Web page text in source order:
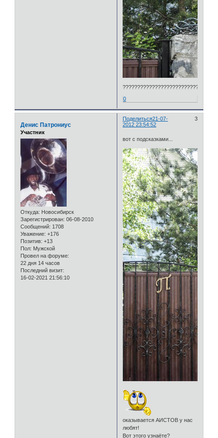
??????????????????????????????
0
Поделиться 3
21-07-
2012 23:54:52
Денис Патрониус
Участник
Откуда: Новосибирск
Зарегистрирован: 06-08-2010
Сообщений: 1708
Уважение: +176
Позитив: +13
Пол: Мужской
Провел на форуме:
22 дня 14 часов
Последний визит:
16-02-2021 21:56:10
вот с подсказками...
оказывается АИСТОВ у нас
любят!
Вот этого узнаёте?